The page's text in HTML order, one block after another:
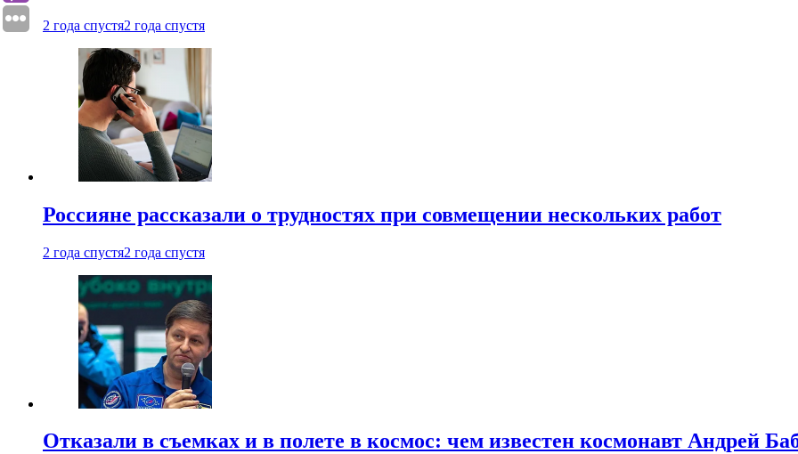
2 года спустя2 года спустя
Россияне рассказали о трудностях при совмещении нескольких работ
2 года спустя2 года спустя
Отказали в съемках и в полете в космос: чем известен космонавт Андрей